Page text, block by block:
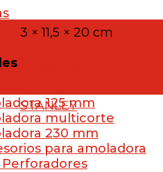
y radiales
125 mm
multicorte
230 mm
para amoladora
3 × 11,5 × 20 cm
STANLEY